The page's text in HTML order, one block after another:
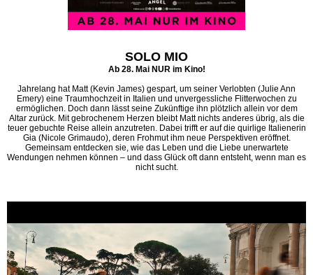
SOLO MIO
Ab 28. Mai NUR im Kino!
Jahrelang hat Matt (Kevin James) gespart, um seiner Verlobten (Julie Ann
Emery) eine Traumhochzeit in Italien und unvergessliche Flitterwochen zu
ermöglichen. Doch dann lässt seine Zukünftige ihn plötzlich allein vor dem
Altar zurück. Mit gebrochenem Herzen bleibt Matt nichts anderes übrig, als die
teuer gebuchte Reise allein anzutreten. Dabei trifft er auf die quirlige Italienerin
Gia (Nicole Grimaudo), deren Frohmut ihm neue Perspektiven eröffnet.
Gemeinsam entdecken sie, wie das Leben und die Liebe unerwartete
Wendungen nehmen können – und dass Glück oft dann entsteht, wenn man es
nicht sucht.